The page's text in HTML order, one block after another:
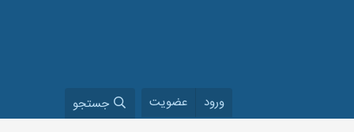
ورود عضویت جستجو